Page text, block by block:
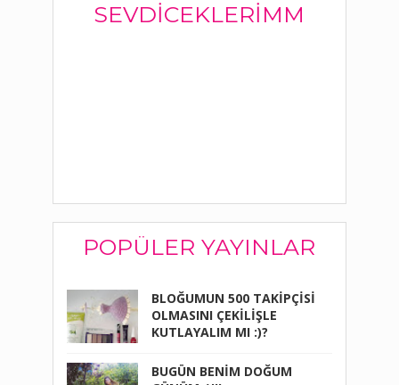
SEVDICEKLERIMM
POPÜLER YAYINLAR
BLOĞUMUN 500 TAKİPÇİSİ
OLMASINI ÇEKİLİŞLE
KUTLAYALIM MI :)?
BUGÜN BENİM DOĞUM